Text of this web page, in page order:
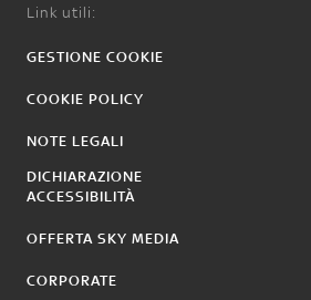
Link utili:
GESTIONE COOKIE
COOKIE POLICY
NOTE LEGALI
DICHIARAZIONE
ACCESSIBILITÀ
OFFERTA SKY MEDIA
CORPORATE